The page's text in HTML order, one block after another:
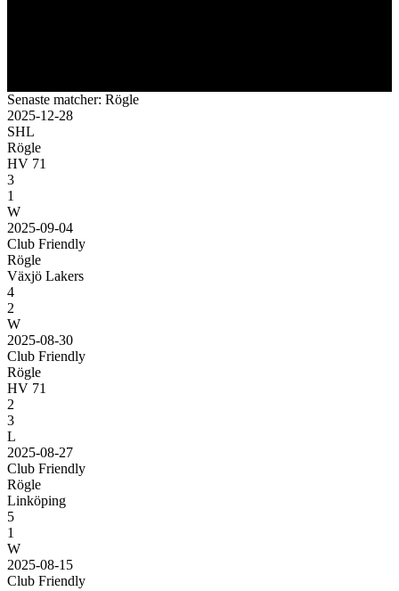
Senaste matcher: Rögle
2025-12-28
SHL
Rögle
HV 71
3
1
W
2025-09-04
Club Friendly
Rögle
Växjö Lakers
4
2
W
2025-08-30
Club Friendly
Rögle
HV 71
2
3
L
2025-08-27
Club Friendly
Rögle
Linköping
5
1
W
2025-08-15
Club Friendly